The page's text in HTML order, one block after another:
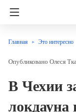
Главная Это интересно
Олеся
В Чехии
локдауна